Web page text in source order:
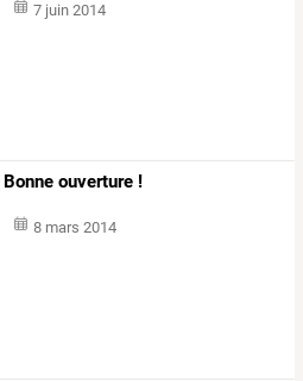
7 juin 2014
Bonne ouverture !
8 mars 2014